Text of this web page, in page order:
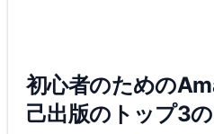
初心者のための
己出版のトップ3